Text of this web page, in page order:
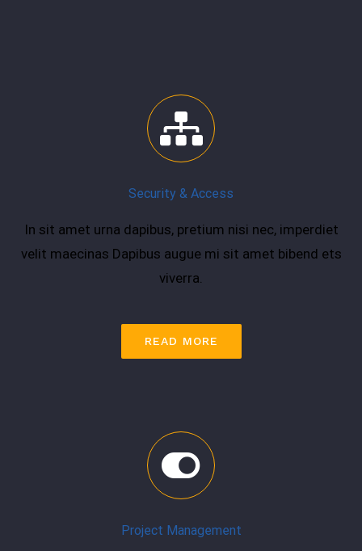
Security & Access
In sit amet urna dapibus, pretium nisi nec, imperdiet
velit maecinas Dapibus augue mi sit amet bibend ets
viverra.
READ MORE
Project Management